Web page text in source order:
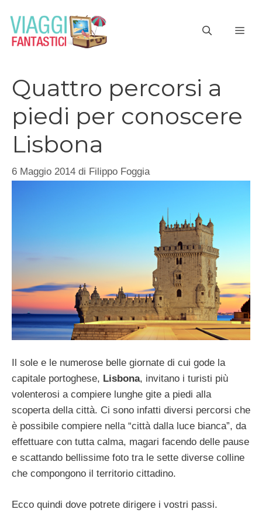
contenuto
Quattro percorsi a
piedi per conoscere
Lisbona
6 Maggio 2014 di Filippo Foggia
Il sole e le numerose belle giornate di cui gode la
capitale portoghese, Lisbona, invitano i turisti più
volenterosi a compiere lunghe gite a piedi alla
scoperta della città. Ci sono infatti diversi percorsi che
è possibile compiere nella “città dalla luce bianca”, da
effettuare con tutta calma, magari facendo delle pause
e scattando bellissime foto tra le sette diverse colline
che compongono il territorio cittadino.
Ecco quindi dove potrete dirigere i vostri passi.